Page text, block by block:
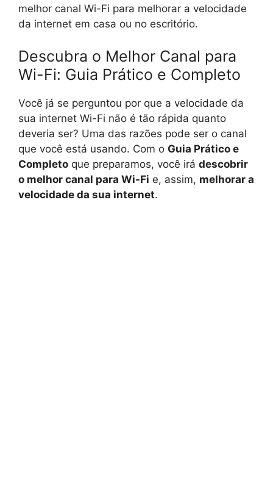
melhor canal Wi-Fi para melhorar a velocidade
da internet em casa ou no escritório.
Descubra o Melhor Canal para
Wi-Fi: Guia Prático e Completo
Você já se perguntou por que a velocidade da
sua internet Wi-Fi não é tão rápida quanto
deveria ser? Uma das razões pode ser o canal
que você está usando. Com o Guia Prático e
Completo que preparamos, você irá descobrir
o melhor canal para Wi-Fi e, assim, melhorar a
velocidade da sua internet.